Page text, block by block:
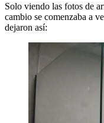
Solo viendo las fotos de
cambio se comenzaba a
dejaron así: